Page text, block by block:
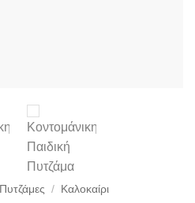
Πυτζάμες / Καλοκαίρι